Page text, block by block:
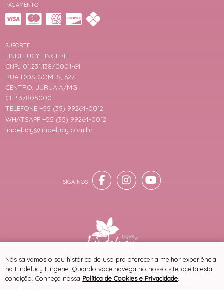
PAGAMENTO
SITE 100% SEGURO PLATAFORMA B2B
SUPORTE
LINDELUCY LINGERIE
CNPJ 01.231.138/0001-64
RUA DOS GOMES, 627
CENTRO, JURUAIA/MG
CEP 37805000
TELEFONE +55 (35) 99264-0012
WHATSAPP +55 (35) 99264-0012
lindelucy@lindelucy.com.br
® TODOS DIREITOS RESERVADOS
Nós salvamos o seu histórico de uso pra oferecer a melhor experiência
na Lindelucy Lingerie. Quando você navega no nosso site, aceita esta
condição. Conheça nossa Política de Cookies e Privacidade